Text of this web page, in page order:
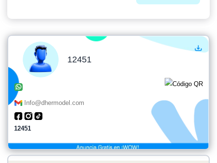
12451
Info@dhermodel.com
12451